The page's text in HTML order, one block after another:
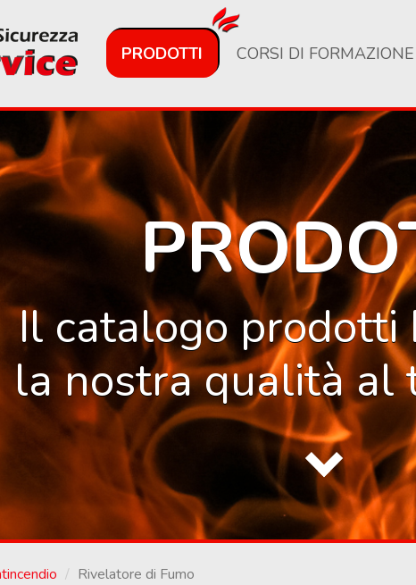
PRODOTTI CORSI DI FORMAZIONE
Il catalogo prodotti
la nostra qualità al
Rivelatore di Fumo